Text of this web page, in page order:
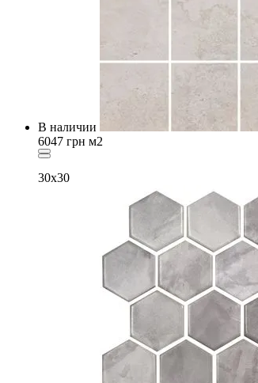
В наличии
6047 грн м2
30x30